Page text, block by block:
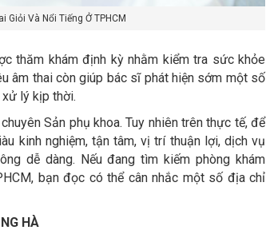
Giỏi Và Nổi Tiếng Ở TPHCM
thăm khám định kỳ nhằm kiểm tra sức khỏe
âm thai còn giúp bác sĩ phát hiện sớm một số
lý kịp thời.
Sản phụ khoa. Tuy nhiên trên thực tế, để
kinh nghiệm, tận tâm, vị trí thuận lợi, dịch vụ
dễ dàng. Nếu đang tìm kiếm phòng khám
bạn đọc có thể cân nhắc một số địa chỉ
HÀ